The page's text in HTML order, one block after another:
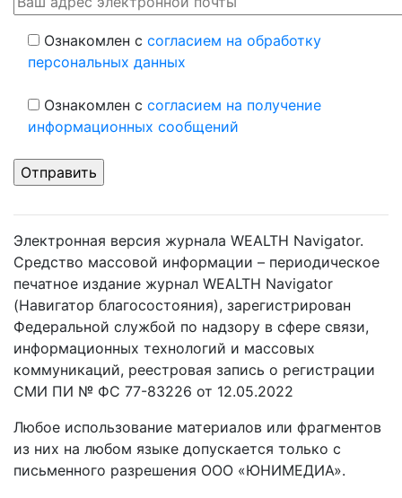
Ознакомлен с согласием на обработку
персональных данных
Ознакомлен с согласием на получение
информационных сообщений
Электронная версия журнала WEALTH Navigator.
Средство массовой информации – периодическое
печатное издание журнал WEALTH Navigator
(Навигатор благосостояния), зарегистрирован
Федеральной службой по надзору в сфере связи,
информационных технологий и массовых
коммуникаций, реестровая запись о регистрации
СМИ ПИ № ФС 77-83226 от 12.05.2022
Любое использование материалов или фрагментов
из них на любом языке допускается только с
письменного разрешения ООО «ЮНИМЕДИА».